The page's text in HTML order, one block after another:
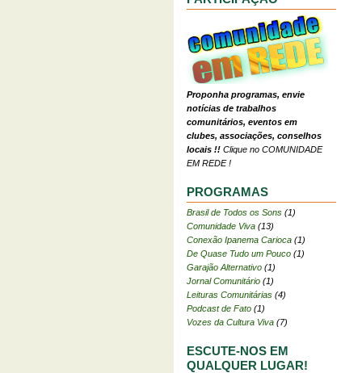
Proponha programas, envie
notícias de trabalhos
comunitários, eventos em
clubes, associações, conselhos
locais !! Clique no COMUNIDADE
EM REDE !
PROGRAMAS
Brasil de Todos os Sons (1)
Comunidade Viva (13)
Conexão Ipanema Carioca (1)
De Quase Tudo um Pouco (1)
Garajão Alternativo (1)
Jornal Comunitário (1)
Leituras Comunitárias (4)
Podcast de Fato (1)
Vozes da Cultura Viva (7)
ESCUTE-NOS EM
QUALQUER LUGAR!